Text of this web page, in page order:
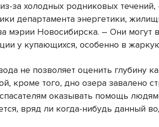
за холодных родниковых
департамента энергетики,
мэрии Новосибирска. – Они могут
у купающихся, особенно в
не позволяет оценить глубину
кроме того, дно озера завалено
оказывать помощь
вряд ли когда-нибудь данный